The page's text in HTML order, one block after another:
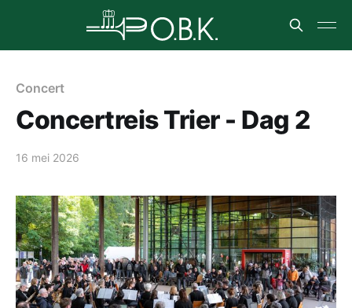
Concert
Concertreis Trier - Dag 2
16 mei 2026